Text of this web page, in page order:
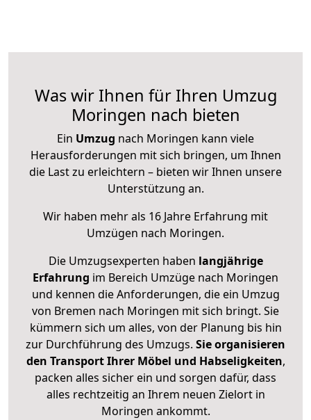
Was wir Ihnen für Ihren Umzug
Moringen nach bieten
Ein Umzug nach Moringen kann viele
Herausforderungen mit sich bringen, um Ihnen
die Last zu erleichtern – bieten wir Ihnen unsere
Unterstützung an.
Wir haben mehr als 16 Jahre Erfahrung mit
Umzügen nach Moringen.
Die Umzugsexperten haben langjährige
Erfahrung im Bereich Umzüge nach Moringen
und kennen die Anforderungen, die ein Umzug
von Bremen nach Moringen mit sich bringt. Sie
kümmern sich um alles, von der Planung bis hin
zur Durchführung des Umzugs. Sie organisieren
den Transport Ihrer Möbel und Habseligkeiten,
packen alles sicher ein und sorgen dafür, dass
alles rechtzeitig an Ihrem neuen Zielort in
Moringen ankommt.